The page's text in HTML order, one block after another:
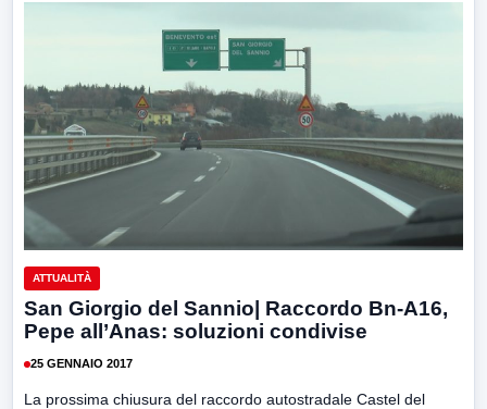
ATTUALITÀ
San Giorgio del Sannio| Raccordo Bn-A16,
Pepe all’Anas: soluzioni condivise
25 GENNAIO 2017
La prossima chiusura del raccordo autostradale Castel del